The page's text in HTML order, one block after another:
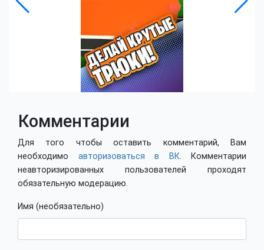
Комментарии
Для того чтобы оставить комментарий, Вам
необходимо авторизоваться в ВК. Комментарии
неавторизированных пользователей проходят
обязательную модерацию.
Имя (необязательно)